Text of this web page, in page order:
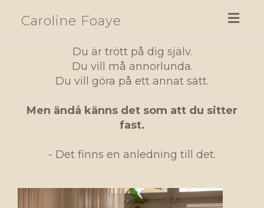
Caroline Foaye
Du är trött på dig själv.
Du vill må annorlunda.
Du vill göra på ett annat sätt.
Men ändå känns det som att du sitter
fast.
- Det finns en anledning till det.